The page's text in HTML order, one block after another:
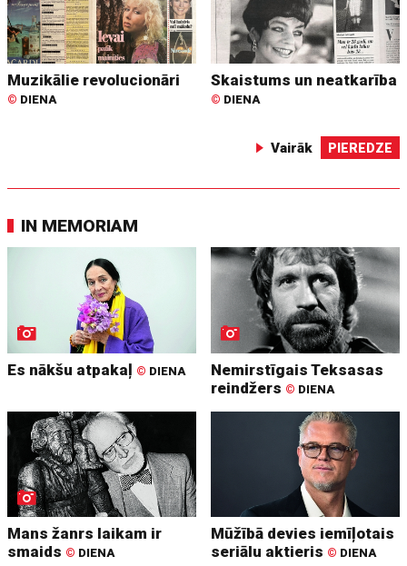
Muzikālie revolucionāri
© DIENA
Skaistums un neatkarība
© DIENA
Vairāk PIEREDZE
IN MEMORIAM
Es nākšu atpakaļ © DIENA
Nemirstīgais Teksasas
reindžers © DIENA
Mans žanrs laikam ir
smaids © DIENA
Mūžībā devies iemīļotais
seriālu aktieris © DIENA